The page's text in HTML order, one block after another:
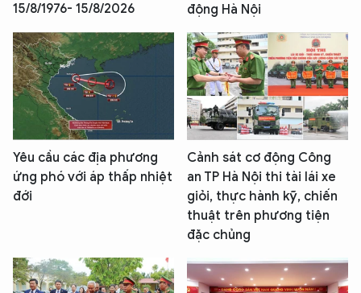
15/8/1976- 15/8/2026
động Hà Nội
Yêu cầu các địa phương
ứng phó với áp thấp nhiệt
đới
Cảnh sát cơ động Công
an TP Hà Nội thi tài lái xe
giỏi, thực hành kỹ, chiến
thuật trên phương tiện
đặc chủng